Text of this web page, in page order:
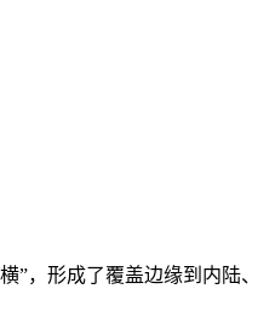
，形成了覆盖边缘到内陆、